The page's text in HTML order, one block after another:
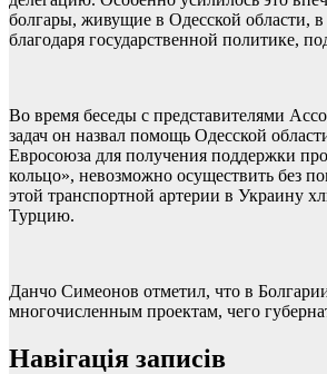
болгары, живущие в Одесской области, в
благодаря государственной политике,
Во время беседы с представителями
задач он назвал помощь Одесской
Евросоюза для получения поддержки
кольцо», невозможно осуществить без
этой транспортной артерии в Украину
Турцию.
Данчо Симеонов отметил, что в
многочисленным проектам, чего
Навігація записів